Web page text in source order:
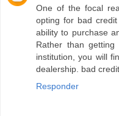
One of the focal
opting for bad
ability to purchase
Rather than
institution, you will
dealership. bad
Responder